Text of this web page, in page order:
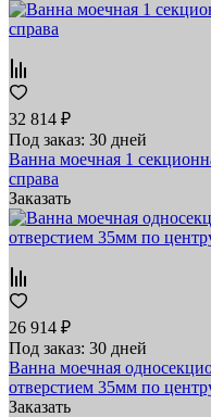
32 814 ₽
Под заказ: 30 дней
Ванна моечная 1
справа
Заказать
26 914 ₽
Под заказ: 30 дней
Ванна моечная
отверстием 35мм по
Заказать